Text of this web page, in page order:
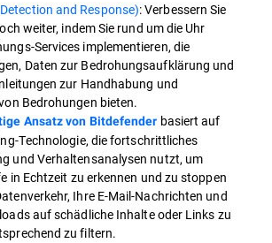
and Response): Verbessern Sie
weiter, indem Sie rund um die Uhr
Services implementieren, die
Daten zur Bedrohungsaufklärung und
zur Handhabung und
Bedrohungen bieten.
Ansatz von Bitdefender basiert auf
Technologie, die fortschrittliches
und Verhaltensanalysen nutzt, um
in Echtzeit zu erkennen und zu stoppen
Ihre E-Mail-Nachrichten und
auf schädliche Inhalte oder Links zu
zu filtern.